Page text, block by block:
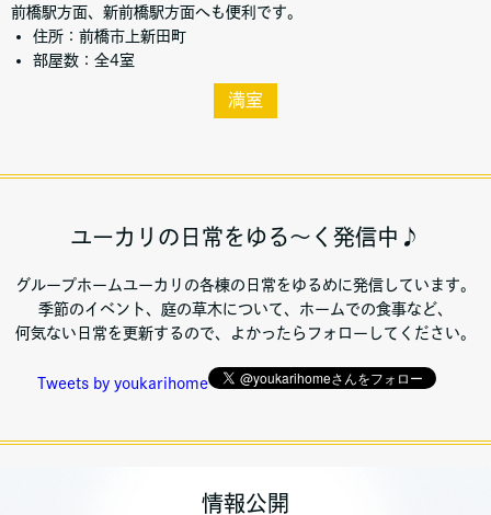
前橋駅方面、新前橋駅方面へも便利です。
住所：前橋市上新田町
部屋数：全4室
満室
ユーカリの日常をゆる～く発信中♪
グループホームユーカリの各棟の日常をゆるめに発信しています。
季節のイベント、庭の草木について、ホームでの食事など、
何気ない日常を更新するので、よかったらフォローしてください。
Tweets by youkarihome
情報公開